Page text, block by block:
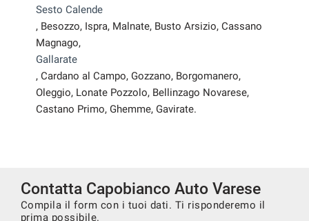
Sesto Calende
, Besozzo, Ispra, Malnate, Busto Arsizio, Cassano
Magnago,
Gallarate
, Cardano al Campo, Gozzano, Borgomanero,
Oleggio, Lonate Pozzolo, Bellinzago Novarese,
Castano Primo, Ghemme, Gavirate.
Contatta Capobianco Auto Varese
Compila il form con i tuoi dati. Ti risponderemo il
prima possibile.